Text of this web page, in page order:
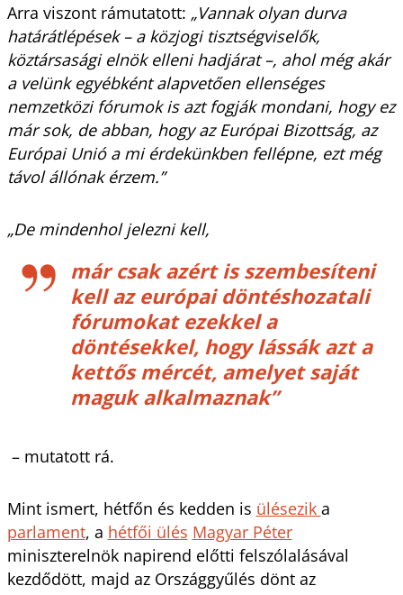
Arra viszont rámutatott: „Vannak olyan durva
határátlépések – a közjogi tisztségviselők,
köztársasági elnök elleni hadjárat –, ahol még akár
a velünk egyébként alapvetően ellenséges
nemzetközi fórumok is azt fogják mondani, hogy ez
már sok, de abban, hogy az Európai Bizottság, az
Európai Unió a mi érdekünkben fellépne, ezt még
távol állónak érzem.”
„De mindenhol jelezni kell,
már csak azért is szembesíteni
kell az európai döntéshozatali
fórumokat ezekkel a
döntésekkel, hogy lássák azt a
kettős mércét, amelyet saját
maguk alkalmaznak”
– mutatott rá.
Mint ismert, hétfőn és kedden is ülésezik a
parlament, a hétfői ülés Magyar Péter
miniszterelnök napirend előtti felszólalásával
kezdődött, majd az Országgyűlés dönt az